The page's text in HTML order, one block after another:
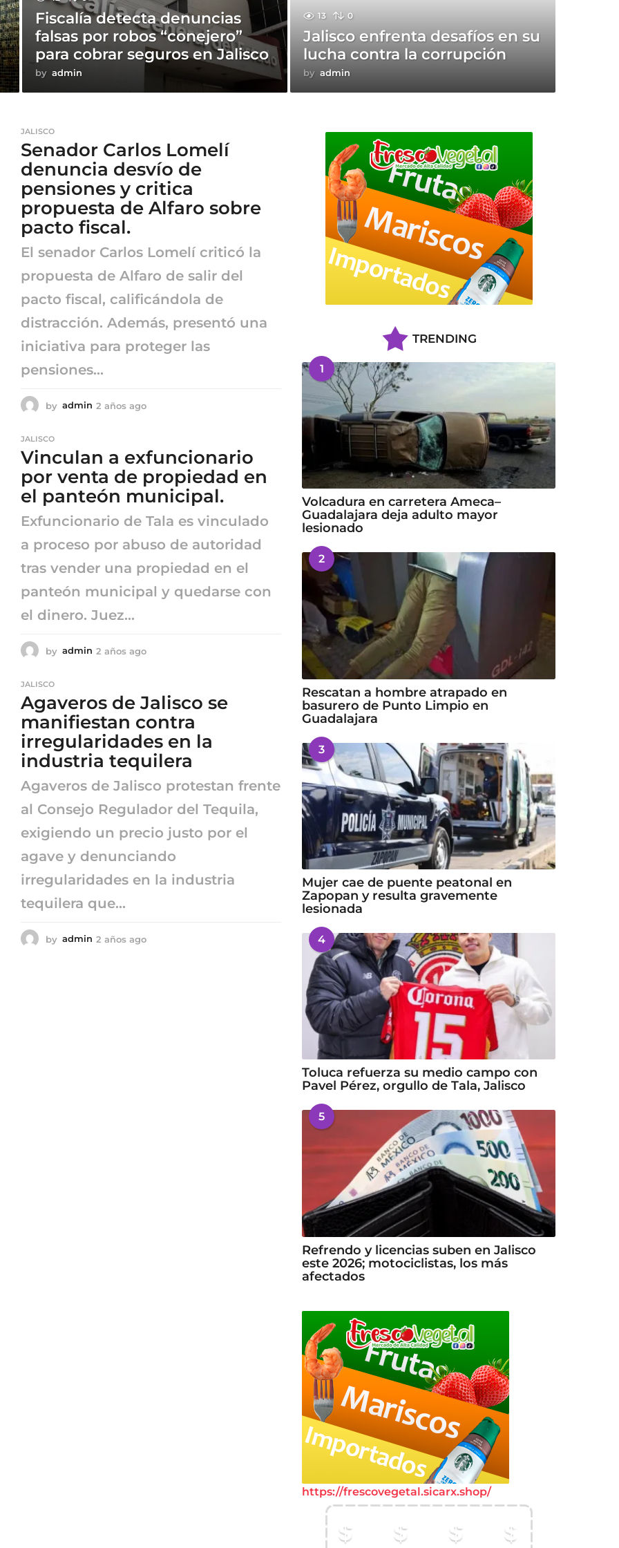
Fiscalía detecta denuncias
falsas por robos “conejero”
para cobrar seguros en Jalisco
by admin
13 0
Jalisco enfrenta desafíos en su
lucha contra la corrupción
by admin
JALISCO
Senador Carlos Lomelí
denuncia desvío de
pensiones y critica
propuesta de Alfaro sobre
pacto fiscal.
El senador Carlos Lomelí criticó la
propuesta de Alfaro de salir del
pacto fiscal, calificándola de
distracción. Además, presentó una
iniciativa para proteger las
pensiones...
by admin 2 años ago
s
a
g
o
JALISCO
Vinculan a exfuncionario
por venta de propiedad en
el panteón municipal.
Exfuncionario de Tala es vinculado
a proceso por abuso de autoridad
tras vender una propiedad en el
panteón municipal y quedarse con
el dinero. Juez...
by admin 2 años ago
s
a
g
o
JALISCO
Agaveros de Jalisco se
manifiestan contra
irregularidades en la
industria tequilera
Agaveros de Jalisco protestan frente
al Consejo Regulador del Tequila,
exigiendo un precio justo por el
agave y denunciando
irregularidades en la industria
tequilera que...
by admin 2 años ago
TRENDING
1
Volcadura en carretera Ameca–
Guadalajara deja adulto mayor
lesionado
2
Rescatan a hombre atrapado en
basurero de Punto Limpio en
Guadalajara
3
Mujer cae de puente peatonal en
Zapopan y resulta gravemente
lesionada
4
Toluca refuerza su medio campo con
Pavel Pérez, orgullo de Tala, Jalisco
5
Refrendo y licencias suben en Jalisco
este 2026; motociclistas, los más
afectados
https://frescovegetal.sicarx.shop/